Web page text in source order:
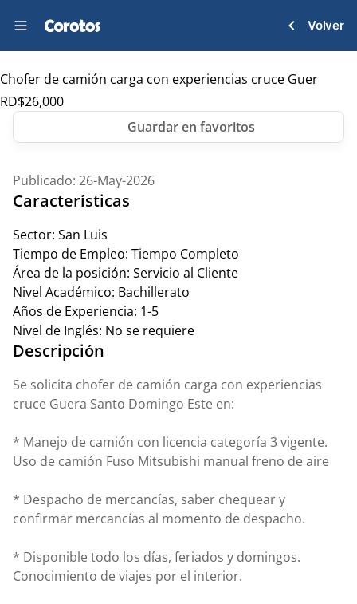
Volver
Chofer de camión carga con experiencias cruce Guer
RD$26,000
Publicado: 26-May-2026
Características
Sector: San Luis
Tiempo de Empleo: Tiempo Completo
Área de la posición: Servicio al Cliente
Nivel Académico: Bachillerato
Años de Experiencia: 1-5
Nivel de Inglés: No se requiere
Descripción
Se solicita chofer de camión carga con experiencias
cruce Guera Santo Domingo Este en:
* Manejo de camión con licencia categoría 3 vigente.
Uso de camión Fuso Mitsubishi manual freno de aire
* Despacho de mercancías, saber chequear y
confirmar mercancías al momento de despacho.
* Disponible todo los días, feriados y domingos.
Conocimiento de viajes por el interior.